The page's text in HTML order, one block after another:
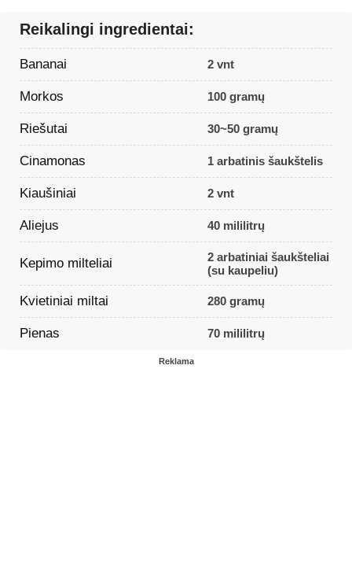
Reikalingi ingredientai:
Bananai 2 vnt
Morkos 100 gramų
Riešutai 30~50 gramų
Cinamonas 1 arbatinis šaukštelis
Kiaušiniai 2 vnt
Aliejus 40 mililitrų
Kepimo milteliai
2 arbatiniai šaukšteliai
(su kaupeliu)
Kvietiniai miltai 280 gramų
Pienas 70 mililitrų
Reklama